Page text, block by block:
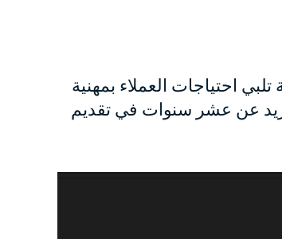
احتياجات العملاء بمهنية
عن عشر سنوات في تقديم